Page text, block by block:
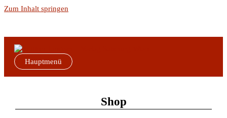
Zum Inhalt springen
Hauptmenü
Shop